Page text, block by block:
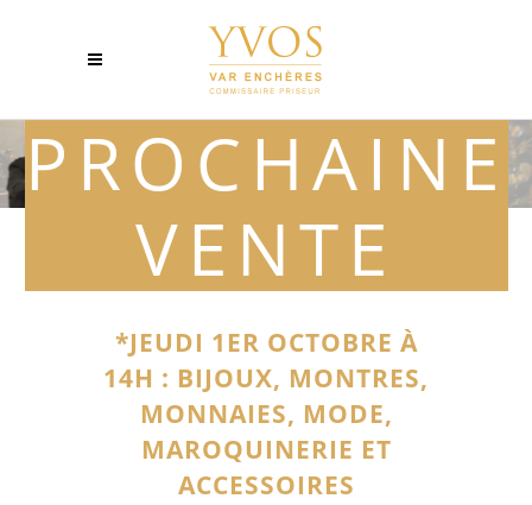
PROCHAINE
VENTE
*JEUDI 1ER OCTOBRE À
14H : BIJOUX, MONTRES,
MONNAIES, MODE,
MAROQUINERIE ET
ACCESSOIRES